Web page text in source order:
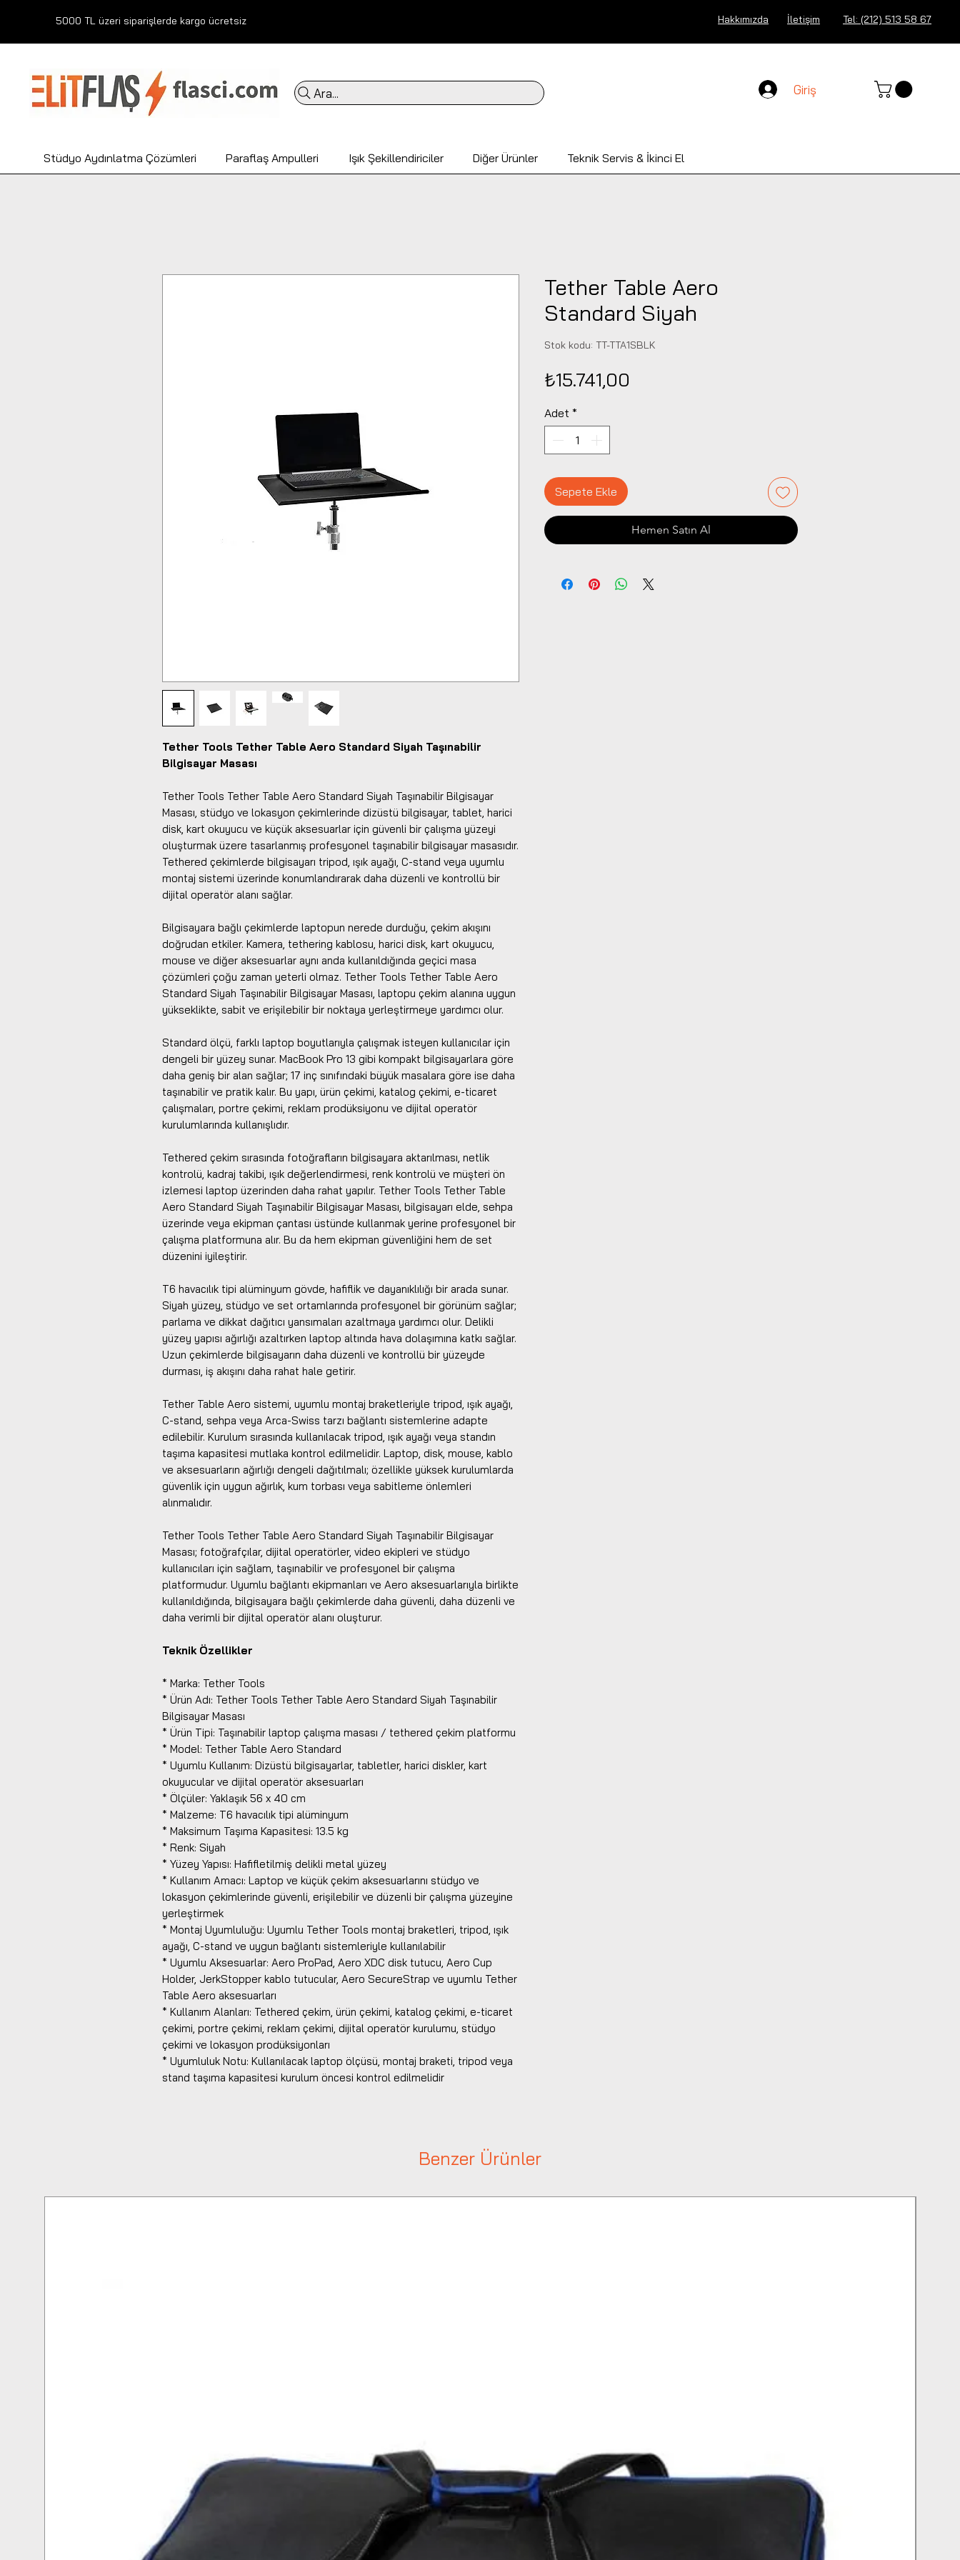
5000 TL üzeri siparişlerde kargo ücretsiz Hakkımızda İletişim Tel: (212) 513 58 67
Ara... Giriş
Stüdyo Aydınlatma Çözümleri Paraflaş Ampulleri Işık Şekillendiriciler Diğer Ürünler Teknik Servis & İkinci El
Tether Tools Tether Table Aero Standard Siyah Taşınabilir
Bilgisayar Masası
Tether Tools Tether Table Aero Standard Siyah Taşınabilir Bilgisayar
Masası, stüdyo ve lokasyon çekimlerinde dizüstü bilgisayar, tablet, harici
disk, kart okuyucu ve küçük aksesuarlar için güvenli bir çalışma yüzeyi
oluşturmak üzere tasarlanmış profesyonel taşınabilir bilgisayar masasıdır.
Tethered çekimlerde bilgisayarı tripod, ışık ayağı, C-stand veya uyumlu
montaj sistemi üzerinde konumlandırarak daha düzenli ve kontrollü bir
dijital operatör alanı sağlar.
Bilgisayara bağlı çekimlerde laptopun nerede durduğu, çekim akışını
doğrudan etkiler. Kamera, tethering kablosu, harici disk, kart okuyucu,
mouse ve diğer aksesuarlar aynı anda kullanıldığında geçici masa
çözümleri çoğu zaman yeterli olmaz. Tether Tools Tether Table Aero
Standard Siyah Taşınabilir Bilgisayar Masası, laptopu çekim alanına uygun
yükseklikte, sabit ve erişilebilir bir noktaya yerleştirmeye yardımcı olur.
Standard ölçü, farklı laptop boyutlarıyla çalışmak isteyen kullanıcılar için
dengeli bir yüzey sunar. MacBook Pro 13 gibi kompakt bilgisayarlara göre
daha geniş bir alan sağlar; 17 inç sınıfındaki büyük masalara göre ise daha
taşınabilir ve pratik kalır. Bu yapı, ürün çekimi, katalog çekimi, e-ticaret
çalışmaları, portre çekimi, reklam prodüksiyonu ve dijital operatör
kurulumlarında kullanışlıdır.
Tethered çekim sırasında fotoğrafların bilgisayara aktarılması, netlik
kontrolü, kadraj takibi, ışık değerlendirmesi, renk kontrolü ve müşteri ön
izlemesi laptop üzerinden daha rahat yapılır. Tether Tools Tether Table
Aero Standard Siyah Taşınabilir Bilgisayar Masası, bilgisayarı elde, sehpa
üzerinde veya ekipman çantası üstünde kullanmak yerine profesyonel bir
çalışma platformuna alır. Bu da hem ekipman güvenliğini hem de set
düzenini iyileştirir.
T6 havacılık tipi alüminyum gövde, hafiflik ve dayanıklılığı bir arada sunar.
Siyah yüzey, stüdyo ve set ortamlarında profesyonel bir görünüm sağlar;
parlama ve dikkat dağıtıcı yansımaları azaltmaya yardımcı olur. Delikli
yüzey yapısı ağırlığı azaltırken laptop altında hava dolaşımına katkı sağlar.
Uzun çekimlerde bilgisayarın daha düzenli ve kontrollü bir yüzeyde
durması, iş akışını daha rahat hale getirir.
Tether Table Aero sistemi, uyumlu montaj braketleriyle tripod, ışık ayağı,
C-stand, sehpa veya Arca-Swiss tarzı bağlantı sistemlerine adapte
edilebilir. Kurulum sırasında kullanılacak tripod, ışık ayağı veya standın
taşıma kapasitesi mutlaka kontrol edilmelidir. Laptop, disk, mouse, kablo
ve aksesuarların ağırlığı dengeli dağıtılmalı; özellikle yüksek kurulumlarda
güvenlik için uygun ağırlık, kum torbası veya sabitleme önlemleri
alınmalıdır.
Tether Tools Tether Table Aero Standard Siyah Taşınabilir Bilgisayar
Masası; fotoğrafçılar, dijital operatörler, video ekipleri ve stüdyo
kullanıcıları için sağlam, taşınabilir ve profesyonel bir çalışma
platformudur. Uyumlu bağlantı ekipmanları ve Aero aksesuarlarıyla birlikte
kullanıldığında, bilgisayara bağlı çekimlerde daha güvenli, daha düzenli ve
daha verimli bir dijital operatör alanı oluşturur.
Teknik Özellikler
* Marka: Tether Tools
* Ürün Adı: Tether Tools Tether Table Aero Standard Siyah Taşınabilir
Bilgisayar Masası
* Ürün Tipi: Taşınabilir laptop çalışma masası / tethered çekim platformu
* Model: Tether Table Aero Standard
* Uyumlu Kullanım: Dizüstü bilgisayarlar, tabletler, harici diskler, kart
okuyucular ve dijital operatör aksesuarları
* Ölçüler: Yaklaşık 56 x 40 cm
* Malzeme: T6 havacılık tipi alüminyum
* Maksimum Taşıma Kapasitesi: 13.5 kg
* Renk: Siyah
* Yüzey Yapısı: Hafifletilmiş delikli metal yüzey
* Kullanım Amacı: Laptop ve küçük çekim aksesuarlarını stüdyo ve
lokasyon çekimlerinde güvenli, erişilebilir ve düzenli bir çalışma yüzeyine
yerleştirmek
* Montaj Uyumluluğu: Uyumlu Tether Tools montaj braketleri, tripod, ışık
ayağı, C-stand ve uygun bağlantı sistemleriyle kullanılabilir
* Uyumlu Aksesuarlar: Aero ProPad, Aero XDC disk tutucu, Aero Cup
Holder, JerkStopper kablo tutucular, Aero SecureStrap ve uyumlu Tether
Table Aero aksesuarları
* Kullanım Alanları: Tethered çekim, ürün çekimi, katalog çekimi, e-ticaret
çekimi, portre çekimi, reklam çekimi, dijital operatör kurulumu, stüdyo
çekimi ve lokasyon prodüksiyonları
* Uyumluluk Notu: Kullanılacak laptop ölçüsü, montaj braketi, tripod veya
stand taşıma kapasitesi kurulum öncesi kontrol edilmelidir
Tether Table Aero
Standard Siyah
Stok kodu: TT-TTA1SBLK
₺15.741,00
Adet *
Sepete Ekle
Hemen Satın Al
Benzer Ürünler